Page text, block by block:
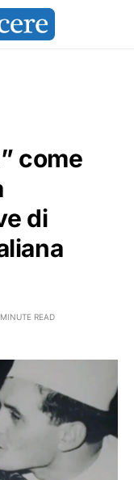
come
di
READ